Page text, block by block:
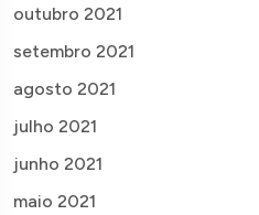
outubro 2021
setembro 2021
agosto 2021
julho 2021
junho 2021
maio 2021